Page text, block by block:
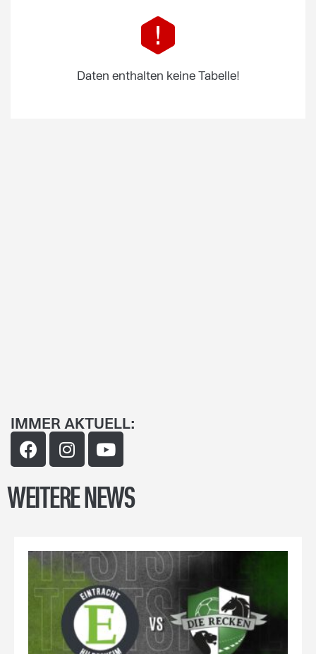
Daten enthalten keine Tabelle!
IMMER AKTUELL:
WEITERE NEWS